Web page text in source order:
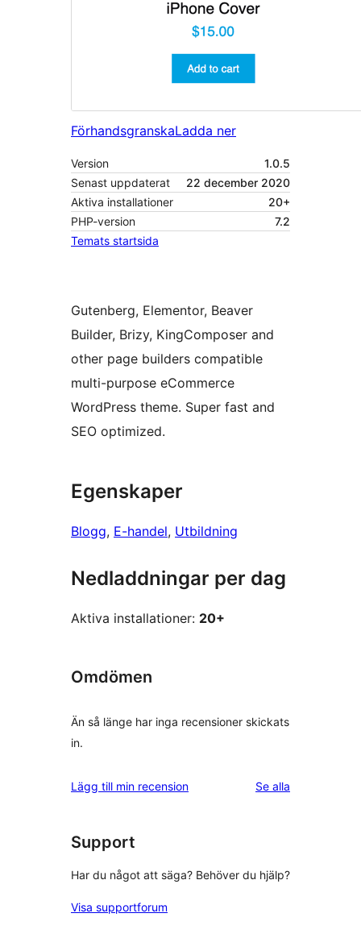
FörhandsgranskaLadda ner
Version
1.0.5
Senast uppdaterat
22 december 2020
Aktiva installationer
20+
PHP-version
7.2
Temats startsida
Gutenberg, Elementor, Beaver
Builder, Brizy, KingComposer and
other page builders compatible
multi-purpose eCommerce
WordPress theme. Super fast and
SEO optimized.
Egenskaper
Blogg, E-handel, Utbildning
Nedladdningar per dag
Aktiva installationer: 20+
Omdömen
Än så länge har inga recensioner skickats
in.
Lägg till min recension Se alla
Support
Har du något att säga? Behöver du hjälp?
Visa supportforum